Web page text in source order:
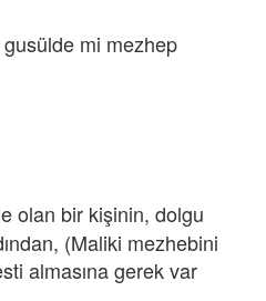
mi mezhep
olan bir kişinin, dolgu
(Maliki mezhebini
almasına gerek var